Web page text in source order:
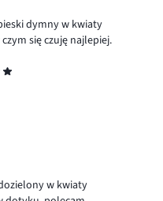
dymny w kwiaty
się czuję najlepiej.
w kwiaty